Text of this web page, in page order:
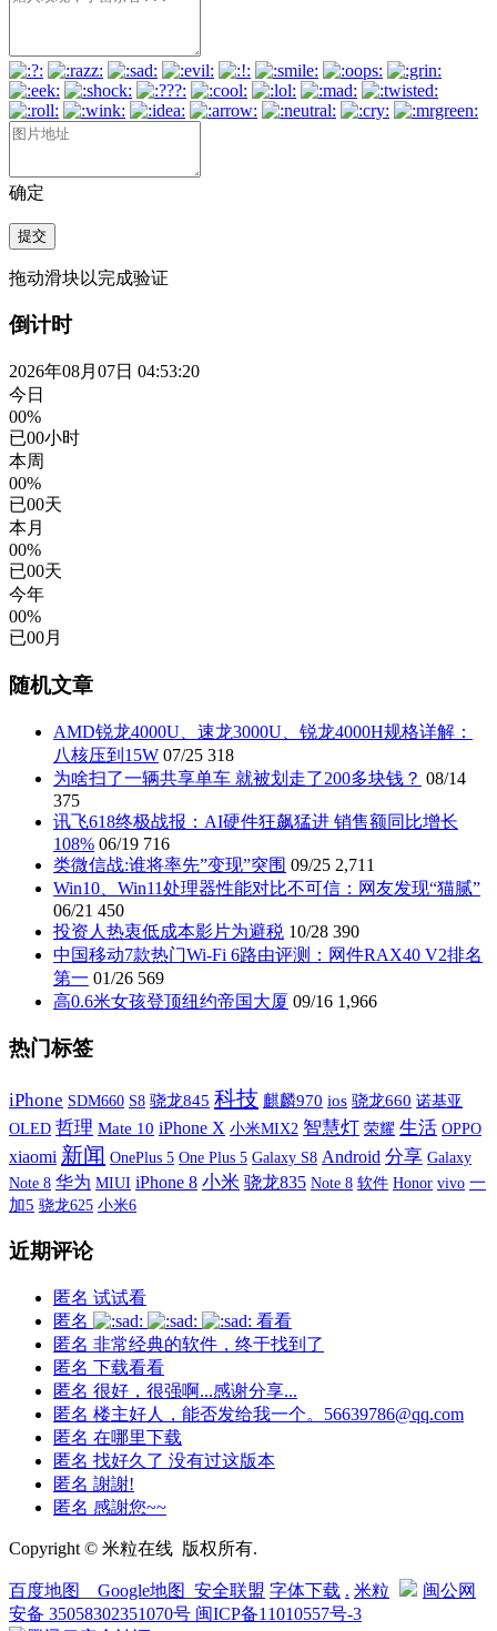
确定
提交
拖动滑块以完成验证
倒计时
2026年08月07日 04:53:21
今日
00%
已00小时
本周
00%
已00天
本月
00%
已00天
今年
00%
已00月
随机文章
AMD锐龙4000U、速龙3000U、锐龙4000H规格详解：
八核压到15W 07/25 318
为啥扫了一辆共享单车 就被划走了200多块钱？ 08/14
375
讯飞618终极战报：AI硬件狂飙猛进 销售额同比增长
108% 06/19 716
类微信战:谁将率先”变现”突围 09/25 2,711
Win10、Win11处理器性能对比不可信：网友发现“猫腻”
06/21 450
投资人热衷低成本影片为避税 10/28 390
中国移动7款热门Wi-Fi 6路由评测：网件RAX40 V2排名
第一 01/26 569
高0.6米女孩登顶纽约帝国大厦 09/16 1,966
热门标签
iPhone SDM660 S8 骁龙845 科技 麒麟970 ios 骁龙660 诺基亚
OLED 哲理 Mate 10 iPhone X 小米MIX2 智慧灯 荣耀 生活 OPPO
xiaomi 新闻 OnePlus 5 One Plus 5 Galaxy S8 Android 分享 Galaxy
Note 8 华为 MIUI iPhone 8 小米 骁龙835 Note 8 软件 Honor vivo 一
加5 骁龙625 小米6
近期评论
匿名 试试看
匿名
看看
匿名 非常经典的软件，终于找到了
匿名 下载看看
匿名 很好，很强啊...感谢分享...
匿名 楼主好人，能否发给我一个。56639786@qq.com
匿名 在哪里下载
匿名 找好久了 没有过这版本
匿名 謝謝!
匿名 感謝您~~
Copyright © 米粒在线 版权所有.
百度地图 Google地图 安全联盟 字体下载 . 米粒
闽公网
安备 35058302351070号 闽ICP备11010557号-3